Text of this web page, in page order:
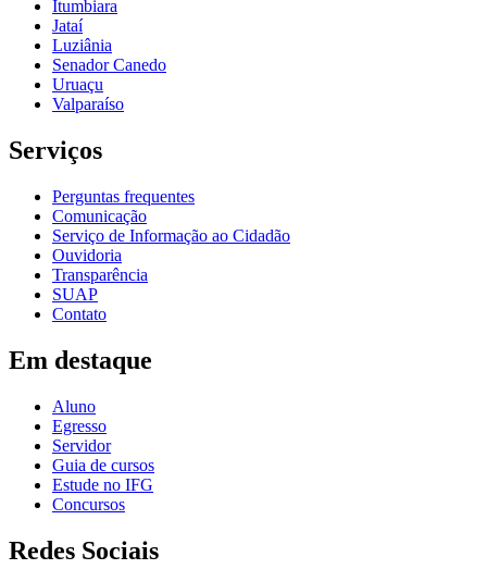
Itumbiara
Jataí
Luziânia
Senador Canedo
Uruaçu
Valparaíso
Serviços
Perguntas frequentes
Comunicação
Serviço de Informação ao Cidadão
Ouvidoria
Transparência
SUAP
Contato
Em destaque
Aluno
Egresso
Servidor
Guia de cursos
Estude no IFG
Concursos
Redes Sociais